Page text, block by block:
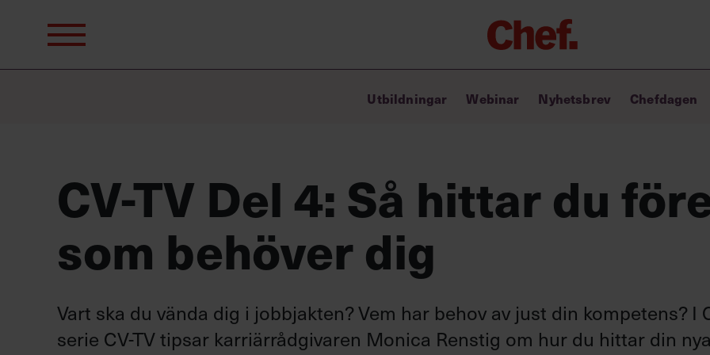
efter: Chefakademin+
Lyft ditt ledarskap med C+
Ledarskapstest
Chef GPT – din chefsassistent i
Utbildningar Webinar Nyhetsbrev Chefdagen
CV-TV Del 4: Så hittar du
som behöver dig
Vart ska du vända dig i jobbjakten? Vem har behov av just din kompetens? I
serie CV-TV tipsar karriärrådgivaren Monica Renstig om hur du hittar din nya